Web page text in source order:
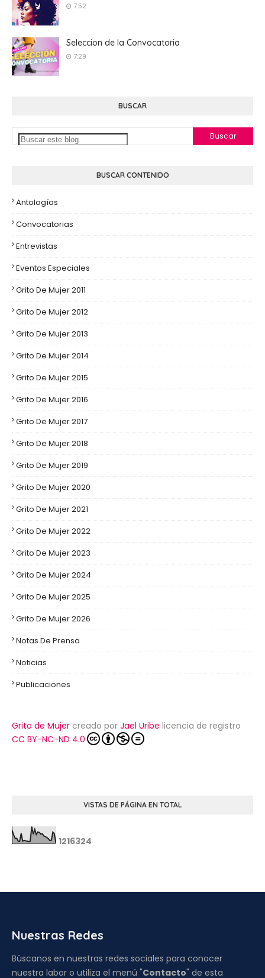
7:52
Seleccion de la Convocatoria
7:29
BUSCAR
BUSCAR CONTENIDO
Antologías
Convocatorias
Entrevistas
Eventos Especiales
Grito De Mujer 2011
Grito De Mujer 2012
Grito De Mujer 2013
Grito De Mujer 2014
Grito De Mujer 2015
Grito De Mujer 2016
Grito De Mujer 2017
Grito De Mujer 2018
Grito De Mujer 2019
Grito De Mujer 2020
Grito De Mujer 2021
Grito De Mujer 2022
Grito De Mujer 2023
Grito De Mujer 2024
Grito De Mujer 2025
Grito De Mujer 2026
Notas De Prensa
Noticias
Publicaciones
Grito de Mujer creado por Jael Uribe licencia de registro
CC BY-NC-ND 4.0
VISTAS DE PÁGINA EN TOTAL
1216324
Nuestras Redes
Búscanos en nuestras redes sociales para conocer
nuestra labor o utiliza el menú "Contacto" de esta